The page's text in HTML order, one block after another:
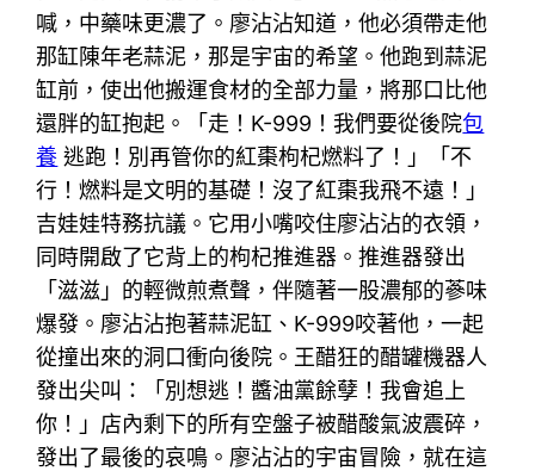
喊，中藥味更濃了。廖沾沾知道，他必須帶走他
那缸陳年老蒜泥，那是宇宙的希望。他跑到蒜泥
缸前，使出他搬運食材的全部力量，將那口比他
還胖的缸抱起。「走！K-999！我們要從後院包
養 逃跑！別再管你的紅棗枸杞燃料了！」「不
行！燃料是文明的基礎！沒了紅棗我飛不遠！」
吉娃娃特務抗議。它用小嘴咬住廖沾沾的衣領，
同時開啟了它背上的枸杞推進器。推進器發出
「滋滋」的輕微煎煮聲，伴隨著一股濃郁的蔘味
爆發。廖沾沾抱著蒜泥缸、K-999咬著他，一起
從撞出來的洞口衝向後院。王醋狂的醋罐機器人
發出尖叫：「別想逃！醬油黨餘孽！我會追上
你！」店內剩下的所有空盤子被醋酸氣波震碎，
發出了最後的哀鳴。廖沾沾的宇宙冒險，就在這